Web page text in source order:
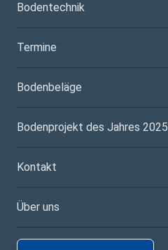
Bodentechnik
Termine
Bodenbeläge
Bodenprojekt des Jahres 2025
Kontakt
Über uns